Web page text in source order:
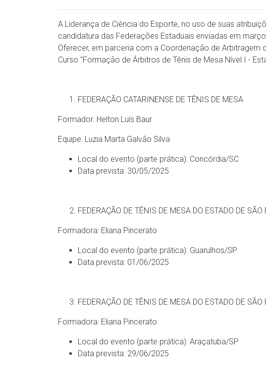
A Liderança de Ciência do Esporte, no uso de suas
candidatura das Federações Estaduais enviadas em
Oferecer, em parceria com a Coordenação de Arbitragem
Curso "Formação de Árbitros de Tênis de Mesa Nível I -
FEDERAÇÃO CATARINENSE DE TÊNIS DE MESA
Formador: Helton Luís Baur
Equipe: Luzia Marta Galvão Silva
Local do evento (parte prática): Concórdia/SC
Data prevista: 30/05/2025
FEDERAÇÃO DE TÊNIS DE MESA DO ESTADO DE SÃO
Formadora: Eliana Pincerato
Local do evento (parte prática): Guarulhos/SP
Data prevista: 01/06/2025
FEDERAÇÃO DE TÊNIS DE MESA DO ESTADO DE SÃO
Formadora: Eliana Pincerato
Local do evento (parte prática): Araçatuba/SP
Data prevista: 29/06/2025